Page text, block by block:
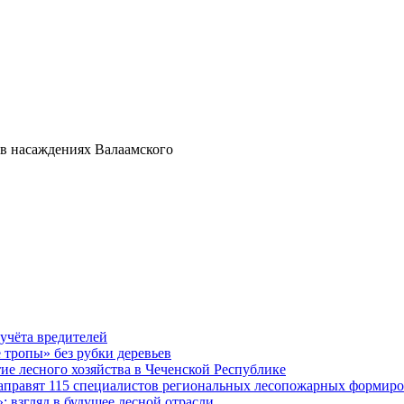
насаждениях Валаамского
вредителей
без рубки деревьев
лесного хозяйства в Чеченской Республике
115 специалистов региональных лесопожарных